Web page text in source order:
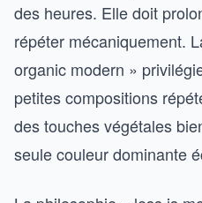
des heures. Elle doit
répéter mécaniquement.
organic modern »
petites compositions
des touches végétales
seule couleur dominante